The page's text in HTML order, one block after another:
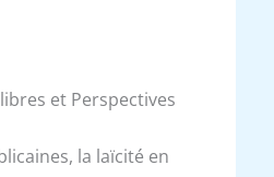
et Perspectives
la laïcité en